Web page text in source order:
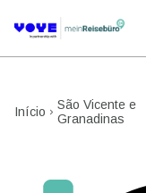
Início
São Vicente e
Granadinas